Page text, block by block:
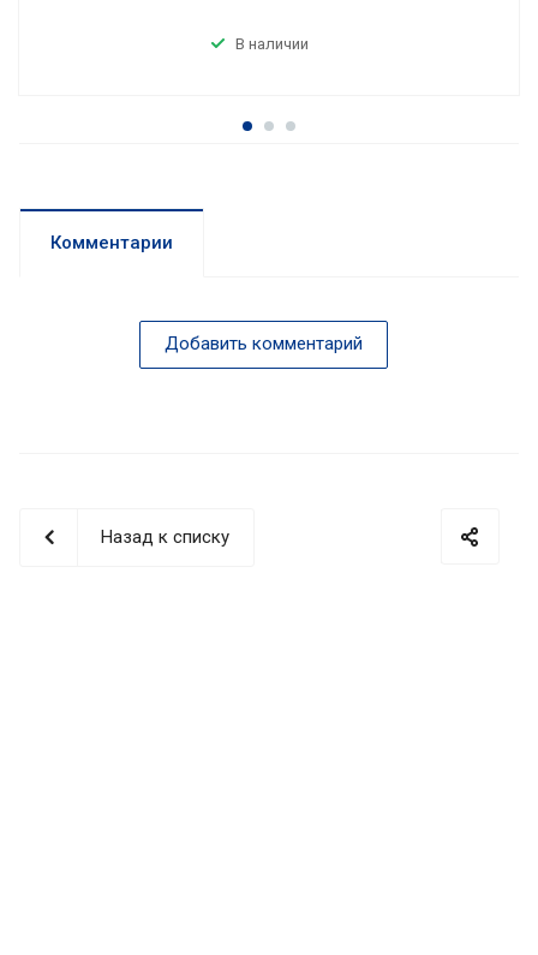
В наличии
Комментарии
Добавить комментарий
Назад к списку